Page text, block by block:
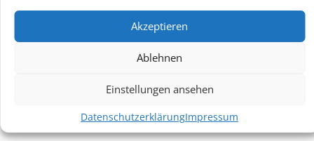
Akzeptieren
Ablehnen
Einstellungen ansehen
DatenschutzerklärungImpressum